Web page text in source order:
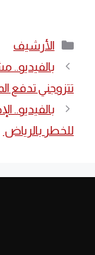
التصنيفات
الأرشيف
تتزوجني تدفع
بالفيديو..
للخطر بالرياض